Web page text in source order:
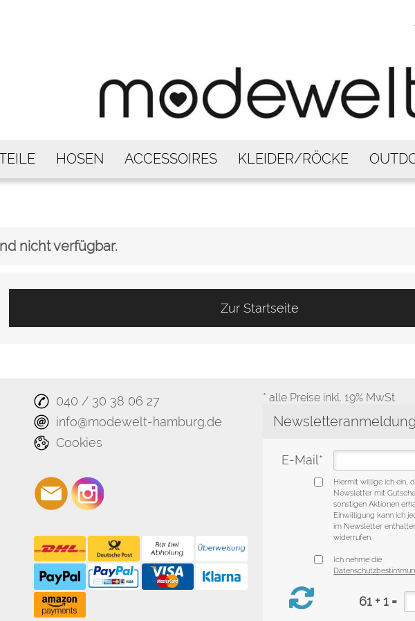
HOSEN ACCESSOIRES KLEIDER/RÖCKE
nicht verfügbar.
Zur Startseite
040 / 30 38 06 27
info@modewelt-hamburg.de
Cookies
* alle Preise inkl. 19% MwSt.